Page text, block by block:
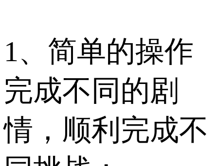
1、简单的操作
完成不同的剧
情，顺利完成不